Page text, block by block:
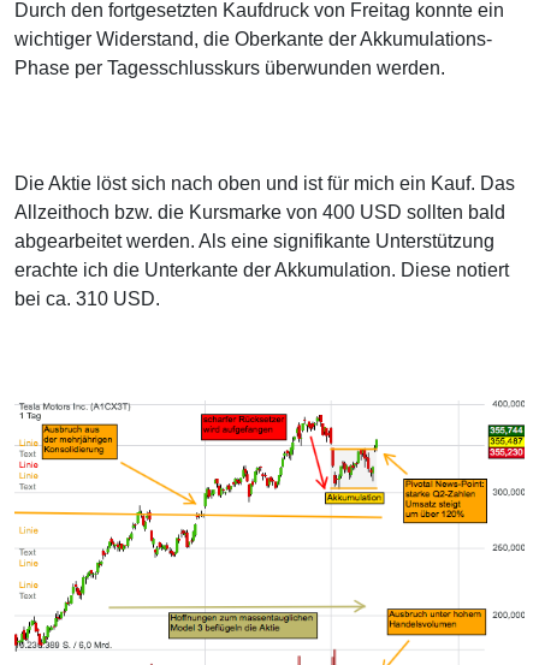
Durch den fortgesetzten Kaufdruck von Freitag konnte ein
wichtiger Widerstand, die Oberkante der Akkumulations-
Phase per Tagesschlusskurs überwunden werden.
Die Aktie löst sich nach oben und ist für mich ein Kauf. Das
Allzeithoch bzw. die Kursmarke von 400 USD sollten bald
abgearbeitet werden. Als eine signifikante Unterstützung
erachte ich die Unterkante der Akkumulation. Diese notiert
bei ca. 310 USD.